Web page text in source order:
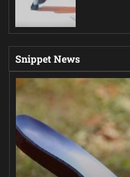
Snippet News